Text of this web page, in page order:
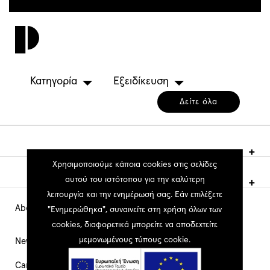
προς
περιεχόμενοΚατηγορία Εξειδίκευση
Δείτε όλα
Χρησιμοποιούμε κάποια cookies στις σελίδες
αυτού του ιστότοπου για την καλύτερη
λειτουργία και την ενημέρωσή σας. Εάν επιλέξετε
"Ενημερώθηκα", συναινείτε στη χρήση όλων των
cookies, διαφορετικά μπορείτε να αποδεχτείτε
μεμονωμένους τύπους cookie.
Main
Navigation
About PEOPLE
News
Career